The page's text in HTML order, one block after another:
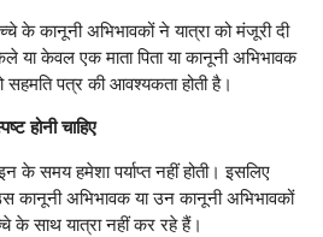
के कानूनी अभिभावकों ने यात्रा को मंजूरी दी
या केवल एक माता पिता या कानूनी अभिभावक
पत्र की आवश्यकता होती है।
होनी चाहिए
के समय हमेशा पर्याप्त नहीं होती। इसलिए
कानूनी अभिभावक या उन कानूनी अभिभावकों
बच्चे के साथ यात्रा नहीं कर रहे हैं।